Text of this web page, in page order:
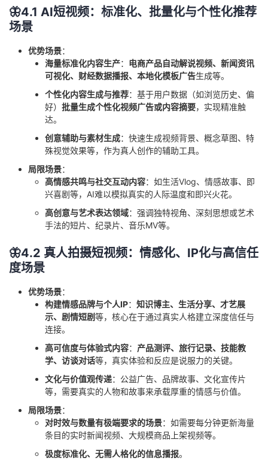
🦋4.1 AI短视频：标准化、批量化与个性化推荐
场景
优势场景：
海量标准化内容生产： 电商产品自动解说视频、新闻资讯
可视化、财经数据播报、本地化模板广告生成等。
个性化内容生成与推荐：基于用户数据（如浏览历史、偏
好） 批量生成个性化视频广告或内容摘要，实现精准触
达。
创意辅助与素材生成：快速生成视频背景、概念草图、特
殊视觉效果等，作为真人创作的辅助工具。
局限场景：
高情感共鸣与社交互动内容：如生活Vlog、情感故事、即
兴喜剧等，AI难以模拟真实的人际温度和即兴火花。
高创意与艺术表达领域：强调独特视角、深刻思想或艺术
手法的短片、纪录片、音乐MV等。
🦋4.2 真人拍摄短视频：情感化、IP化与高信任
度场景
优势场景：
构建情感品牌与个人IP： 知识博主、生活分享、才艺展
示、剧情短剧等，核心在于通过真实人格建立深度信任与
连接。
高可信度与体验式内容： 产品测评、旅行记录、技能教
学、访谈对话等，真实体验和反应是说服力的关键。
文化与价值观传递：公益广告、品牌故事、文化宣传片
等，需要真实的人物和故事来承载厚重的情感与价值。
局限场景：
对时效与数量有极端要求的场景：如需要每分钟更新海量
条目的实时新闻视频、大规模商品上架视频等。
极度标准化、无需人格化的信息播报。